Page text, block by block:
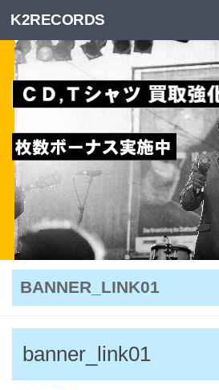
Skip to content
K2RECORDS
BANNER_LINK01
banner_link01